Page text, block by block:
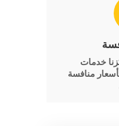
خدمات
منافسة